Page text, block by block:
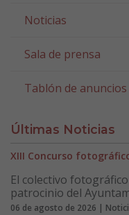
Noticias
Sala de prensa
Tablón de anuncios
Últimas Noticias
XIII Concurso
El colectivo
patrocinio del
06 de agosto de 2026 |